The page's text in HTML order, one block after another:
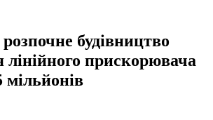
будівництво
лінійного прискорювача